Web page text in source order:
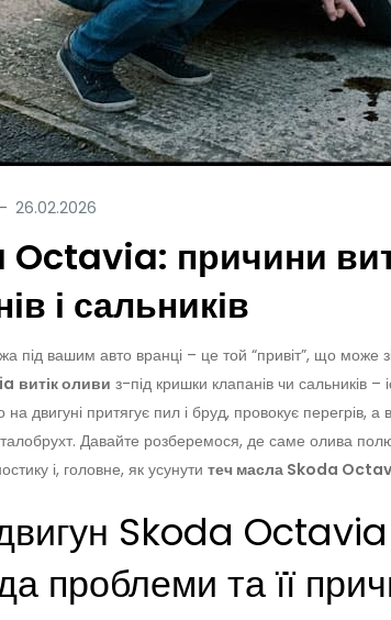
Octavia: причини
і сальників
під вашим авто вранці – це той “привіт”, що може
витік оливи з-під кришки клапанів чи сальників
на двигуні притягує пил і бруд, провокує
Давайте розберемося, де саме олива
і, головне, як усунути теч масла Skoda
Skoda Octavia
проблеми та її